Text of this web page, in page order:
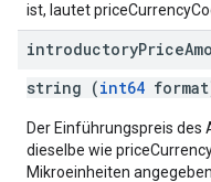
ist, lautet
introductoryPrice
string (int64
Der Einführungspreis des
dieselbe wie
Mikroeinheiten